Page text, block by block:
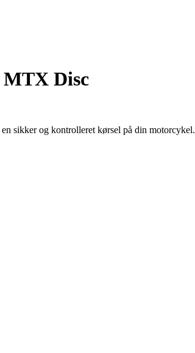
Disc
sikker og kontrolleret kørsel på din motorcykel.